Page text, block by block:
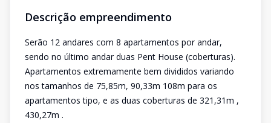
Descrição empreendimento
Serão 12 andares com 8 apartamentos por andar,
sendo no último andar duas Pent House (coberturas).
Apartamentos extremamente bem divididos variando
nos tamanhos de 75,85m, 90,33m 108m para os
apartamentos tipo, e as duas coberturas de 321,31m ,
430,27m .